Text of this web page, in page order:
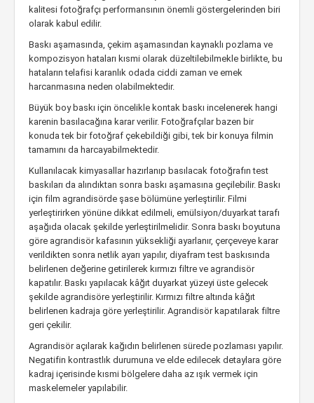
kalitesi fotoğrafçı performansının önemli göstergelerinden biri
olarak kabul edilir.
Baskı aşamasında, çekim aşamasından kaynaklı pozlama ve
kompozisyon hataları kısmi olarak düzeltilebilmekle birlikte, bu
hataların telafisi karanlık odada ciddi zaman ve emek
harcanmasına neden olabilmektedir.
Büyük boy baskı için öncelikle kontak baskı incelenerek hangi
karenin basılacağına karar verilir. Fotoğrafçılar bazen bir
konuda tek bir fotoğraf çekebildiği gibi, tek bir konuya filmin
tamamını da harcayabilmektedir.
Kullanılacak kimyasallar hazırlanıp basılacak fotoğrafın test
baskıları da alındıktan sonra baskı aşamasına geçilebilir. Baskı
için film agrandisörde şase bölümüne yerleştirilir. Filmi
yerleştirirken yönüne dikkat edilmeli, emülsiyon/duyarkat tarafı
aşağıda olacak şekilde yerleştirilmelidir. Sonra baskı boyutuna
göre agrandisör kafasının yüksekliği ayarlanır, çerçeveye karar
verildikten sonra netlik ayarı yapılır, diyafram test baskısında
belirlenen değerine getirilerek kırmızı filtre ve agrandisör
kapatılır. Baskı yapılacak kâğıt duyarkat yüzeyi üste gelecek
şekilde agrandisöre yerleştirilir. Kırmızı filtre altında kâğıt
belirlenen kadraja göre yerleştirilir. Agrandisör kapatılarak filtre
geri çekilir.
Agrandisör açılarak kağıdın belirlenen sürede pozlaması yapılır.
Negatifin kontrastlık durumuna ve elde edilecek detaylara göre
kadraj içerisinde kısmi bölgelere daha az ışık vermek için
maskelemeler yapılabilir.